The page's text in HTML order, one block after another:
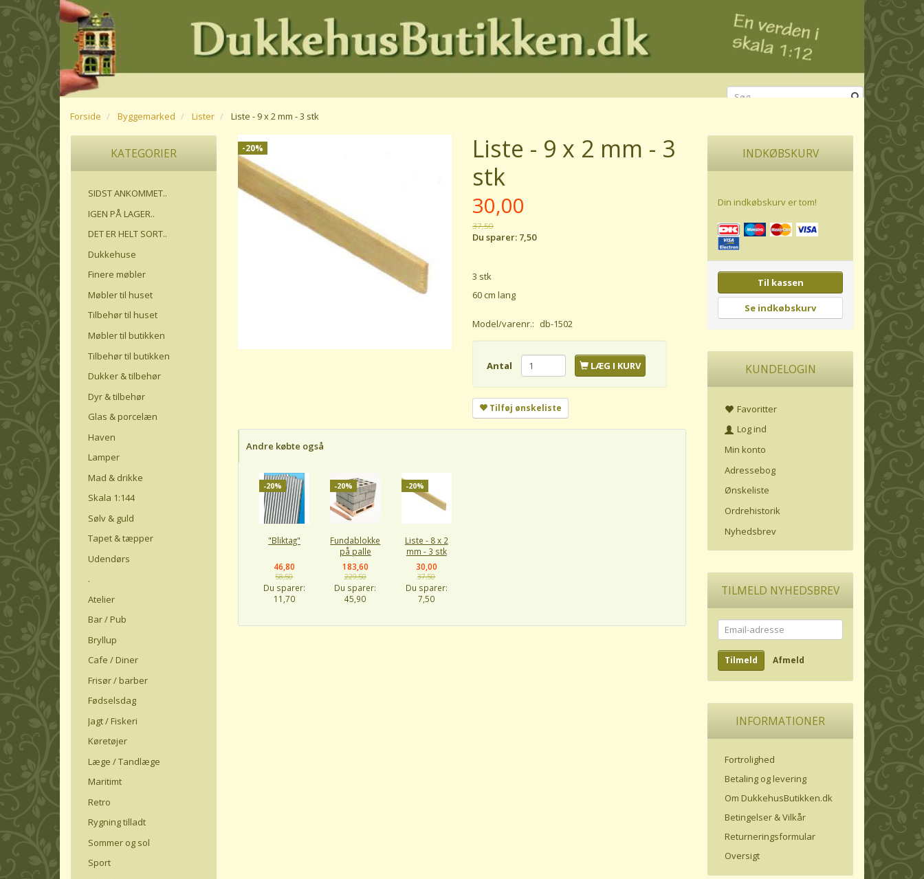
Forside Byggemarked Lister Liste - 9 x 2 mm - 3 stk
KATEGORIER
SIDST ANKOMMET..
IGEN PÅ LAGER..
DET ER HELT SORT..
Dukkehuse
Finere møbler
Møbler til huset
Tilbehør til huset
Møbler til butikken
Tilbehør til butikken
Dukker & tilbehør
Dyr & tilbehør
Glas & porcelæn
Haven
Lamper
Mad & drikke
Skala 1:144
Sølv & guld
Tapet & tæpper
Udendørs
.
Atelier
Bar / Pub
Bryllup
Cafe / Diner
Frisør / barber
Fødselsdag
Jagt / Fiskeri
Køretøjer
Læge / Tandlæge
Maritimt
Retro
Rygning tilladt
Sommer og sol
Sport
-20%
Liste - 9 x 2 mm - 3
stk
30,00
37,50
Du sparer: 7,50
3 stk
60 cm lang
Model/varenr.: db-1502
Antal LÆG I KURV
Tilføj ønskeliste
Andre købte også
-20%
"Bliktag"
46,80
58,50
Du sparer:
11,70
-20%
Fundablokke
på palle
183,60
229,50
Du sparer:
45,90
-20%
Liste - 8 x 2
mm - 3 stk
30,00
37,50
Du sparer:
7,50
INDKØBSKURV
Din indkøbskurv er tom!
Til kassen
Se indkøbskurv
KUNDELOGIN
Favoritter
Log ind
Min konto
Adressebog
Ønskeliste
Ordrehistorik
Nyhedsbrev
TILMELD NYHEDSBREV
Email-
adresse
Tilmeld Afmeld
INFORMATIONER
Fortrolighed
Betaling og levering
Om DukkehusButikken.dk
Betingelser & Vilkår
Returneringsformular
Oversigt